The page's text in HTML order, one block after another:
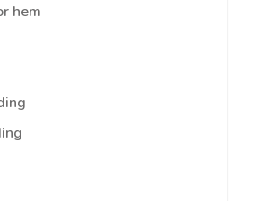
hem